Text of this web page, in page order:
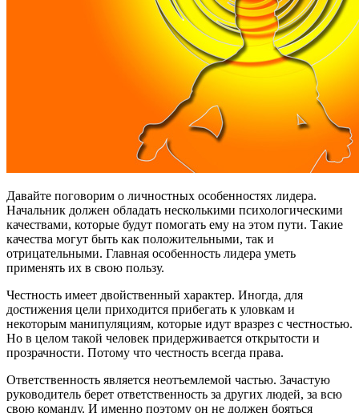
Давайте поговорим о личностных особенностях лидера.
Начальник должен обладать несколькими психологическими
качествами, которые будут помогать ему на этом пути. Такие
качества могут быть как положительными, так и
отрицательными. Главная особенность лидера уметь
применять их в свою пользу.
Честность имеет двойственный характер. Иногда, для
достижения цели приходится прибегать к уловкам и
некоторым манипуляциям, которые идут вразрез с честностью.
Но в целом такой человек придерживается открытости и
прозрачности. Потому что честность всегда права.
Ответственность является неотъемлемой частью. Зачастую
руководитель берет ответственность за других людей, за всю
свою команду. И именно поэтому он не должен бояться